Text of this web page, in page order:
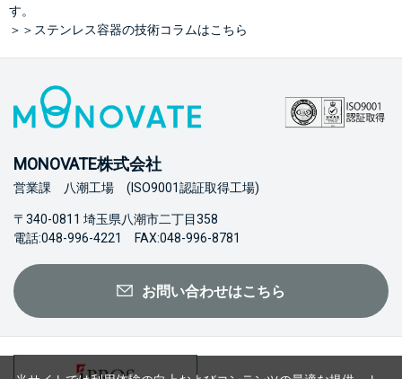
す。
＞＞ステンレス容器の技術コラムはこちら
MONOVATE株式会社
営業課 八潮工場 (ISO9001認証取得工場)
〒340-0811 埼玉県八潮市二丁目358
電話:048-996-4221 FAX:048-996-8781
お問い合わせはこちら